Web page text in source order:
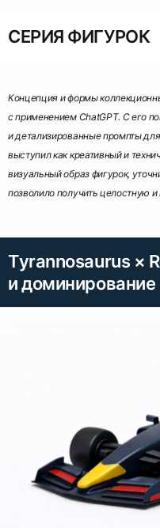
СЕРИЯ ФИГУРОК
Концепция и формы
с применением ChatGPT. С его
и детализированные промпты
выступил как креативный и
визуальный образ фигурок,
позволило получить целостную
Tyrannosaurus ×
и доминирование